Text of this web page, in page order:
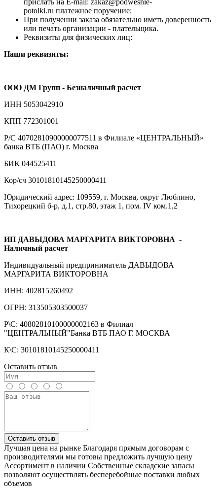
potolki.ru платежное поручение;
При получении заказа обязательно иметь доверенность
или печать организации - плательщика.
Реквизиты для физических лиц:
Наши реквизиты:
ООО ДМ Групп - Безналичный расчет
ИНН 5053042910
КПП 772301001
Р/С 40702810900000077511 в Филиале «ЦЕНТРАЛЬНЫЙ»
банка ВТБ (ПАО) г. Москва
БИК 044525411
Кор/сч 30101810145250000411
Юридический адрес: 109559, г. Москва, округ Люблино,
Тихорецкий б-р, д.1, стр.80, этаж 1, пом. IV ком.1,2
ИП ДАВЫДОВА МАРГАРИТА ВИКТОРОВНА -
Наличный расчет
Индивидуальный предприниматель ДАВЫДОВА
МАРГАРИТА ВИКТОРОВНА
ИНН: 402815260492
ОГРН: 313505303500037
Р\С: 40802810100000002163 в Филиал
"ЦЕНТРАЛЬНЫЙ"Банка ВТБ ПАО Г. МОСКВА
К\С: 30101810145250000411
Оставить отзыв
Оставить отзыв
Лучшая цена на рынке Благодаря прямым договорам с
производителями мы готовы предложить лучшую цену
Ассортимент в наличии Собственные складские запасы
позволяют осуществлять бесперебойные поставки любых
объемов